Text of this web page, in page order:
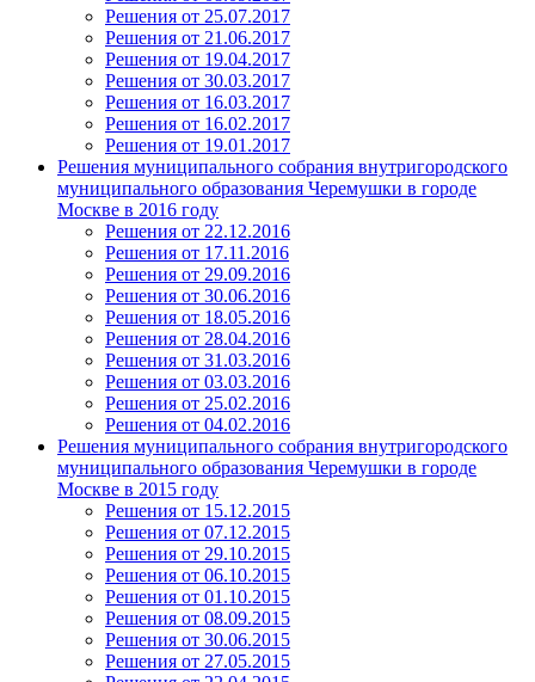
Решения от 25.07.2017
Решения от 21.06.2017
Решения от 19.04.2017
Решения от 30.03.2017
Решения от 16.03.2017
Решения от 16.02.2017
Решения от 19.01.2017
Решения муниципального собрания внутригородского
муниципального образования Черемушки в городе
Москве в 2016 году
Решения от 22.12.2016
Решения от 17.11.2016
Решения от 29.09.2016
Решения от 30.06.2016
Решения от 18.05.2016
Решения от 28.04.2016
Решения от 31.03.2016
Решения от 03.03.2016
Решения от 25.02.2016
Решения от 04.02.2016
Решения муниципального собрания внутригородского
муниципального образования Черемушки в городе
Москве в 2015 году
Решения от 15.12.2015
Решения от 07.12.2015
Решения от 29.10.2015
Решения от 06.10.2015
Решения от 01.10.2015
Решения от 08.09.2015
Решения от 30.06.2015
Решения от 27.05.2015